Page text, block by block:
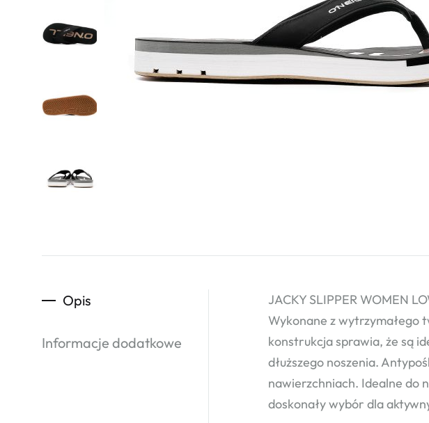
Opis
Informacje dodatkowe
JACKY SLIPPER WOMEN
Wykonane z wytrzymałego
konstrukcja sprawia, że są
dłuższego noszenia.
nawierzchniach. Idealne do
doskonały wybór dla